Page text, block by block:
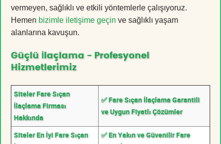
vermeyen, sağlıklı ve etkili yöntemlerle çalışıyoruz.
Hemen bizimle iletişime geçin ve sağlıklı yaşam
alanlarına kavuşun.
Güçlü İlaçlama - Profesyonel
Hizmetlerimiz
Siteler Fare Sıçan
İlaçlama Firması
Hakkında
✅ Fare Sıçan İlaçlama Garantili
ve Uygun Fiyatlı Çözümler
Siteler En İyi Fare Sıçan
✅ En Yakın ve Güvenilir Fare